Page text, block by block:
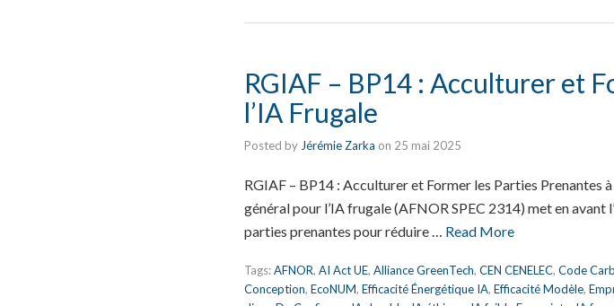
RGIAF – BP14 : Acculturer et
l’IA Frugale
Posted by Jérémie Zarka on 25 mai 2025
RGIAF – BP14 : Acculturer et Former les Parties Prenantes
général pour l’IA frugale (AFNOR SPEC 2314) met en avant
parties prenantes pour réduire … Read More
Tags:AFNOR, AI Act UE, Alliance GreenTech, CEN CENELEC, Code
Conception, EcoNUM, Efficacité Énergétique IA, Efficacité Modèle,